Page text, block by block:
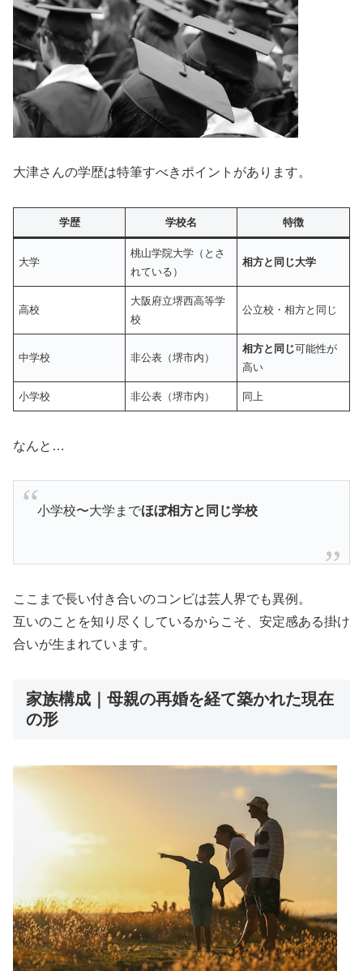
大津さんの学歴は特筆すべきポイントがあります。
学歴 学校名 特徴
大学
桃山学院大学（とさ
れている）
相方と同じ大学
高校
大阪府立堺西高等学
校
公立校・相方と同じ
中学校 非公表（堺市内）
相方と同じ可能性が
高い
小学校 非公表（堺市内） 同上
なんと…
小学校〜大学までほぼ相方と同じ学校
ここまで長い付き合いのコンビは芸人界でも異例。
互いのことを知り尽くしているからこそ、安定感ある掛け
合いが生まれています。
家族構成｜母親の再婚を経て築かれた現在
の形